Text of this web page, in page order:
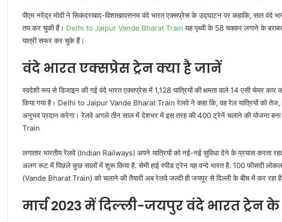
पीएम नरेंद्र मोदी ने सिकंदराबाद-विशाखापत्तनम वंदे भारत एक्सप्रेस के उद्घाटन पर कहाकि, सात
तय कर चुकी हैं। Delhi to Jaipur Vande Bharat Trainयह पृथ्वी के 58 चक्कर लगाने के
यात्री सफर कर चुके हैं।
वंदे भारत एक्सप्रेस ट्रेन क्या है जानें
स्वदेशी रूप से डिजाइन की गई वंदे भारत एक्सप्रेस में 1,128 यात्रियों की क्षमता वाले 14 एसी चेयर कार
किया गया है। Delhi to Jaipur Vande Bharat Train रेलवे ने कहा कि, वह रेल यात्रियों को
अनुभव प्रदान करेगा। रेलवे अगले तीन साल में देशभर में इस तरह की 400 ट्रेनें चलाने की योजना
Train
लगातार भारतीय रेलवे (Indian Railways) अपने यात्रियों को नई-नई सुविधा देने के प्रयास करता
अलग रूट में पिछले कुछ सालों में शुरू किया है. सेमी हाई स्पीड ट्रेन यह वन्दे भारत है. 100 फीसदी
(Vande Bharat Train) को चलाने की तैयारी अब रेलवे जल्दी ही जयपुर से दिल्ली के बीच में कर रहा
मार्च 2023 में दिल्ली-जयपुर वंदे भारत ट्रेन